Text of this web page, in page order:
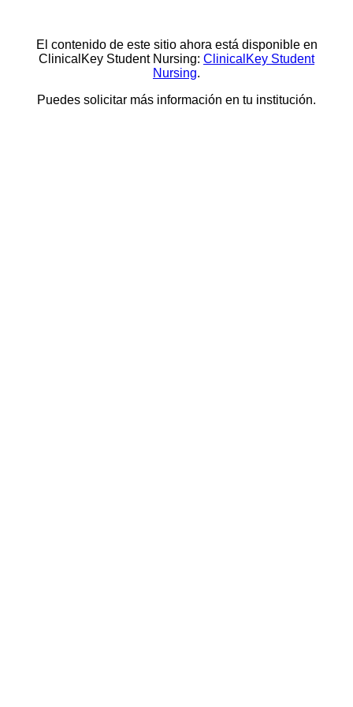
El contenido de este sitio ahora está disponible en
ClinicalKey Student Nursing: ClinicalKey Student
Nursing.
Puedes solicitar más información en tu institución.